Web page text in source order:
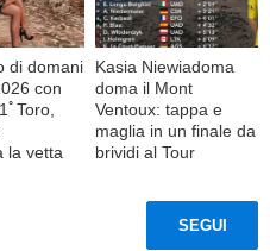
di domani
con
ﾟToro,
la vetta
Kasia Niewiadoma
doma il Mont
Ventoux: tappa e
maglia in un finale da
brividi al Tour
SEGUI